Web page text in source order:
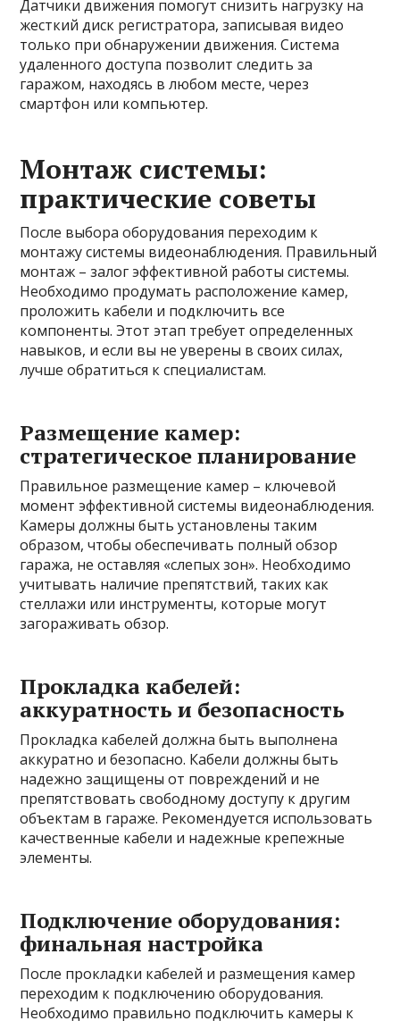
Датчики движения помогут снизить нагрузку на
жесткий диск регистратора, записывая видео
только при обнаружении движения. Система
удаленного доступа позволит следить за
гаражом, находясь в любом месте, через
смартфон или компьютер.
Монтаж системы:
практические советы
После выбора оборудования переходим к
монтажу системы видеонаблюдения. Правильный
монтаж – залог эффективной работы системы.
Необходимо продумать расположение камер,
проложить кабели и подключить все
компоненты. Этот этап требует определенных
навыков, и если вы не уверены в своих силах,
лучше обратиться к специалистам.
Размещение камер:
стратегическое планирование
Правильное размещение камер – ключевой
момент эффективной системы видеонаблюдения.
Камеры должны быть установлены таким
образом, чтобы обеспечивать полный обзор
гаража, не оставляя «слепых зон». Необходимо
учитывать наличие препятствий, таких как
стеллажи или инструменты, которые могут
загораживать обзор.
Прокладка кабелей:
аккуратность и безопасность
Прокладка кабелей должна быть выполнена
аккуратно и безопасно. Кабели должны быть
надежно защищены от повреждений и не
препятствовать свободному доступу к другим
объектам в гараже. Рекомендуется использовать
качественные кабели и надежные крепежные
элементы.
Подключение оборудования:
финальная настройка
После прокладки кабелей и размещения камер
переходим к подключению оборудования.
Необходимо правильно подключить камеры к